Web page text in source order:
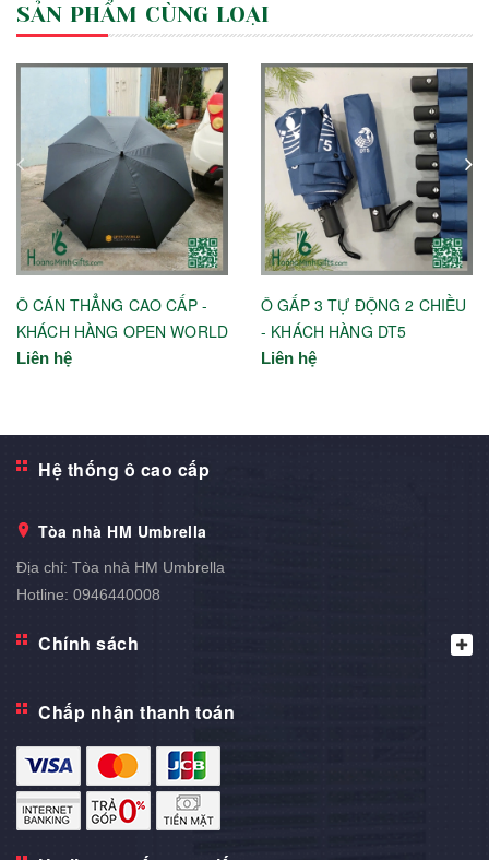
SẢN PHẨM CÙNG LOẠI
Ô CÁN THẲNG CAO CẤP -
KHÁCH HÀNG OPEN WORLD
Liên hệ
Ô GẤP 3 TỰ ĐỘNG 2 CHIỀU
- KHÁCH HÀNG DT5
Liên hệ
Hệ thống ô cao cấp
Tòa nhà HM Umbrella
Địa chỉ: Tòa nhà HM Umbrella
Hotline: 0946440008
Chính sách
Chấp nhận thanh toán